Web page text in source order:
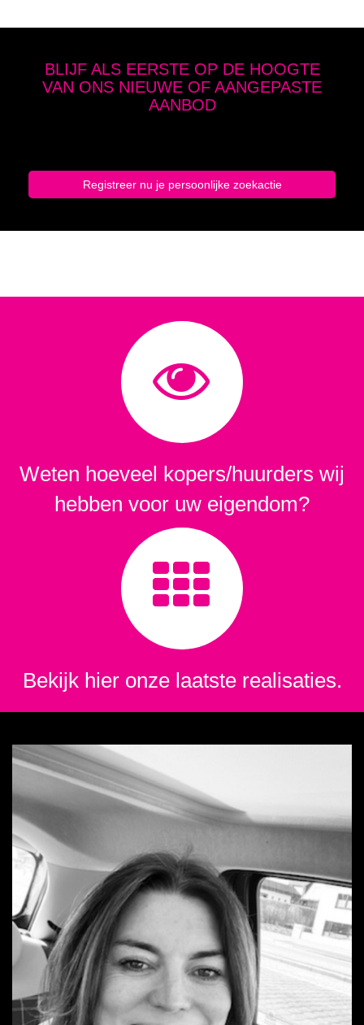
BLIJF ALS EERSTE OP DE HOOGTE
VAN ONS NIEUWE OF AANGEPASTE
AANBOD
Registreer nu je persoonlijke zoekactie
Weten hoeveel kopers/huurders wij
hebben voor uw eigendom?
Bekijk hier onze laatste realisaties.